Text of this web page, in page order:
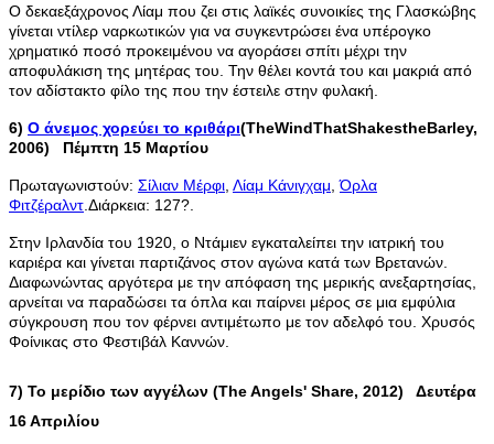
Ο δεκαεξάχρονος Λίαμ που ζει στις λαϊκές συνοικίες της Γλασκώβης
γίνεται ντίλερ ναρκωτικών για να συγκεντρώσει ένα υπέρογκο
χρηματικό ποσό προκειμένου να αγοράσει σπίτι μέχρι την
αποφυλάκιση της μητέρας του. Την θέλει κοντά του και μακριά από
τον αδίστακτο φίλο της που την έστειλε στην φυλακή.
6) Ο άνεμος χορεύει το κριθάρι(TheWindThatShakestheBarley,
2006) Πέμπτη 15 Μαρτίου
Πρωταγωνιστούν: Σίλιαν Μέρφι Λίαμ Κάνιγχαμ ,Όρλα
Φιτζέραλντ .Διάρκεια: 127?.
Στην Ιρλανδία του 1920, ο Ντάμιεν εγκαταλείπει την ιατρική του
καριέρα και γίνεται παρτιζάνος στον αγώνα κατά των Βρετανών.
Διαφωνώντας αργότερα με την απόφαση της μερικής ανεξαρτησίας,
αρνείται να παραδώσει τα όπλα και παίρνει μέρος σε μια εμφύλια
σύγκρουση που τον φέρνει αντιμέτωπο με τον αδελφό του. Χρυσός
Φοίνικας στο Φεστιβάλ Καννών.
7) Το μερίδιο των αγγέλων (The Angels' Share, 2012) Δευτέρα
16 Απριλίου